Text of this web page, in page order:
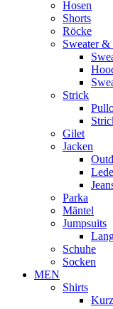
Hosen
Shorts
Röcke
Sweater &
Strick
Gilet
Jacken
Parka
Mäntel
Jumpsuits
Schuhe
Socken
MEN
Shirts